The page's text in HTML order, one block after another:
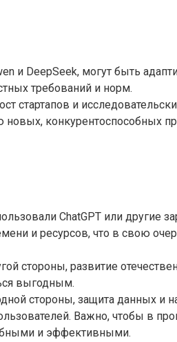
и DeepSeek, могут быть
требований и норм.
стартапов и
новых, конкурентоспособных
ChatGPT или другие
и ресурсов, что в свою
стороны, развитие
выгодным.
стороны, защита данных и
Важно, чтобы в
и эффективными.